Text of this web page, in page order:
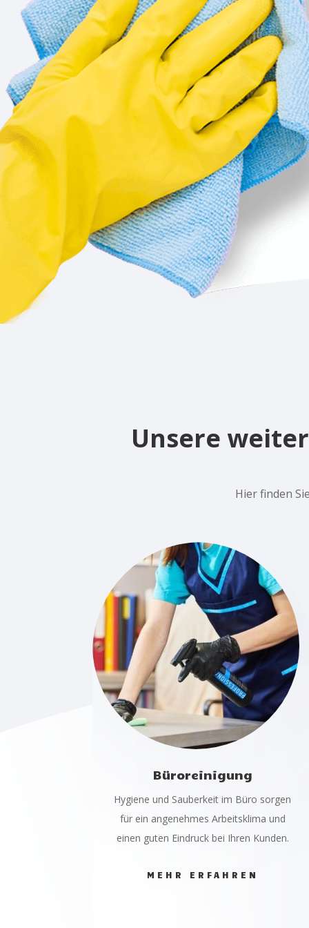
Unsere
Hier finden
Büroreinigung
Hygiene und Sauberkeit im Büro sorgen
für ein angenehmes Arbeitsklima und
einen guten Eindruck bei Ihren Kunden.
MEHR ERFAHREN